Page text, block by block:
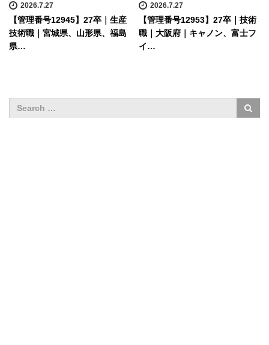
2026.7.27
【管理番号12945】27卒｜生産
技術職｜宮城県、山形県、福島
県…
2026.7.27
【管理番号12953】27卒｜技術
職｜大阪府｜キャノン、富士フ
イ…